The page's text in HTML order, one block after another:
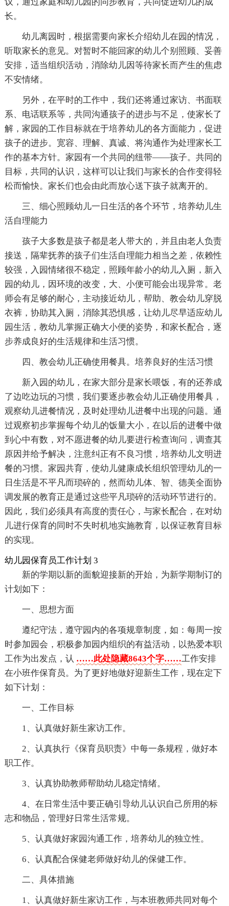
议，通过家庭和幼儿园的同步教育，共同促进幼儿的成
长。
幼儿离园时，根据需要向家长介绍幼儿在园的情况，
听取家长的意见。对暂时不能回家的幼儿个别照顾、妥善
安排，适当组织活动，消除幼儿因等待家长而产生的焦虑
不安情绪。
另外，在平时的工作中，我们还将通过家访、书面联
系、电话联系等，共同沟通孩子的进步与不足，使家长了
解，家园的工作目标就在于培养幼儿的各方面能力，促进
孩子的进步。宽容、理解、真诚、将沟通作为处理家长工
作的基本方针。家园有一个共同的纽带――孩子。共同的
目标，共同的认识，这样可以让我们与家长的合作变得轻
松而愉快。家长们也会由此而放心送下孩子就离开的。
三、细心照顾幼儿一日生活的各个环节，培养幼儿生
活自理能力
孩子大多数是孩子都是老人带大的，并且由老人负责
接送，隔辈抚养的孩子们生活自理能力相当之差，依赖性
较强，入园情绪很不稳定，照顾年龄小的幼儿入厕，新入
园的幼儿，因环境的改变，大、小便可能会出现异常。老
师会有足够的耐心，主动接近幼儿，帮助、教会幼儿穿脱
衣裤，协助其入厕，消除其恐惧感，让幼儿尽早适应幼儿
园生活，教幼儿掌握正确大小便的姿势，和家长配合，逐
步养成良好的生活规律和生活习惯。
四、教会幼儿正确使用餐具。培养良好的生活习惯
新入园的幼儿，在家大部分是家长喂饭，有的还养成
了边吃边玩的习惯，我们要逐步教会幼儿正确使用餐具，
观察幼儿进餐情况，及时处理幼儿进餐中出现的问题。通
过观察初步掌握每个幼儿的饭量大小，在以后的进餐中做
到心中有数，对不愿进餐的幼儿要进行检查询问，调查其
原因并给予解决，注意纠正有不良习惯，培养幼儿文明进
餐的习惯。家园共育，使幼儿健康成长组织管理幼儿的一
日生活是不平凡而琐碎的，然而幼儿体、智、德美全面协
调发展的教育正是通过这些平凡琐碎的活动环节进行的。
因此，我们必须具有高度的责任心，与家长配合，在对幼
儿进行保育的同时不失时机地实施教育，以保证教育目标
的实现。
幼儿园保育员工作计划 3
新的学期以新的面貌迎接新的开始，为新学期制订的
计划如下：
一、思想方面
遵纪守法，遵守园内的各项规章制度，如：每周一按
时参加园会，积极参加园内组织的有益活动，以热爱本职
工作为出发点，认 ……此处隐藏8643个字……工作安排
在小班作保育员。为了更好地做好迎新生工作，现在定下
如下计划：
一、工作目标
1、认真做好新生家访工作。
2、认真执行《保育员职责》中每一条规程，做好本
职工作。
3、认真协助教师帮助幼儿稳定情绪。
4、在日常生活中要正确引导幼儿认识自己所用的标
志和物品，管理好日常生活常规。
5、认真做好家园沟通工作，培养幼儿的独立性。
6、认真配合保健老师做好幼儿的保健工作。
二、具体措施
1、认真做好新生家访工作，与本班教师共同对每个